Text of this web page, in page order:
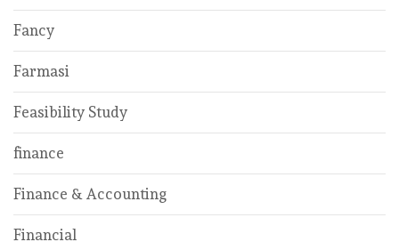
Fancy
Farmasi
Feasibility Study
finance
Finance & Accounting
Financial